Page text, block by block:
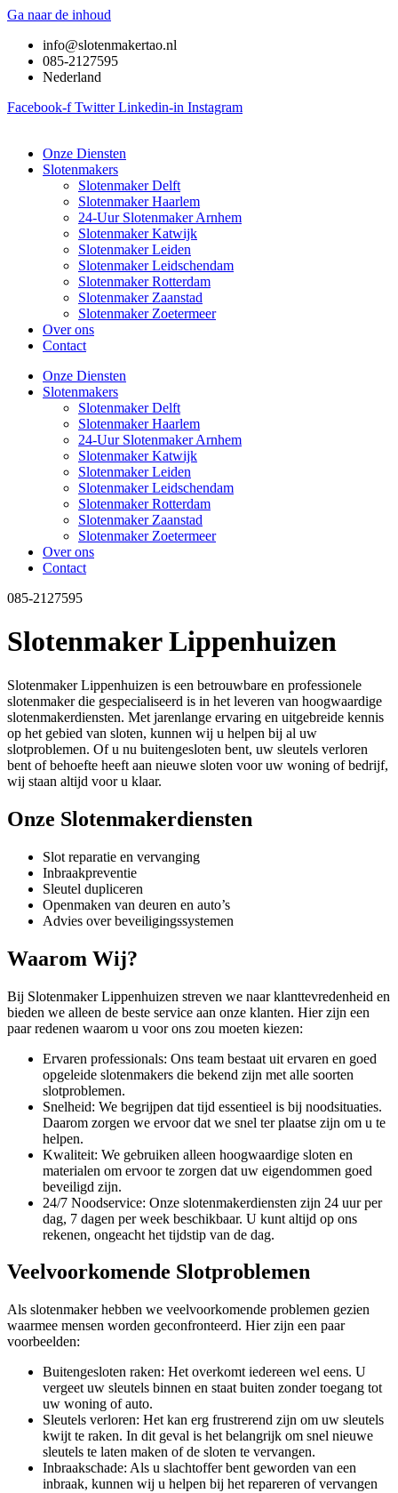
Ga naar de inhoud
info@slotenmakertao.nl
085-2127595
Nederland
Facebook-f Twitter Linkedin-in Instagram
Onze Diensten
Slotenmakers
Slotenmaker Delft
Slotenmaker Haarlem
24-Uur Slotenmaker Arnhem
Slotenmaker Katwijk
Slotenmaker Leiden
Slotenmaker Leidschendam
Slotenmaker Rotterdam
Slotenmaker Zaanstad
Slotenmaker Zoetermeer
Over ons
Contact
Onze Diensten
Slotenmakers
Slotenmaker Delft
Slotenmaker Haarlem
24-Uur Slotenmaker Arnhem
Slotenmaker Katwijk
Slotenmaker Leiden
Slotenmaker Leidschendam
Slotenmaker Rotterdam
Slotenmaker Zaanstad
Slotenmaker Zoetermeer
Over ons
Contact
085-2127595
Slotenmaker Lippenhuizen
Slotenmaker Lippenhuizen is een betrouwbare en professionele
slotenmaker die gespecialiseerd is in het leveren van hoogwaardige
slotenmakerdiensten. Met jarenlange ervaring en uitgebreide kennis
op het gebied van sloten, kunnen wij u helpen bij al uw
slotproblemen. Of u nu buitengesloten bent, uw sleutels verloren
bent of behoefte heeft aan nieuwe sloten voor uw woning of bedrijf,
wij staan altijd voor u klaar.
Onze Slotenmakerdiensten
Slot reparatie en vervanging
Inbraakpreventie
Sleutel dupliceren
Openmaken van deuren en auto’s
Advies over beveiligingssystemen
Waarom Wij?
Bij Slotenmaker Lippenhuizen streven we naar klanttevredenheid en
bieden we alleen de beste service aan onze klanten. Hier zijn een
paar redenen waarom u voor ons zou moeten kiezen:
Ervaren professionals: Ons team bestaat uit ervaren en goed
opgeleide slotenmakers die bekend zijn met alle soorten
slotproblemen.
Snelheid: We begrijpen dat tijd essentieel is bij noodsituaties.
Daarom zorgen we ervoor dat we snel ter plaatse zijn om u te
helpen.
Kwaliteit: We gebruiken alleen hoogwaardige sloten en
materialen om ervoor te zorgen dat uw eigendommen goed
beveiligd zijn.
24/7 Noodservice: Onze slotenmakerdiensten zijn 24 uur per
dag, 7 dagen per week beschikbaar. U kunt altijd op ons
rekenen, ongeacht het tijdstip van de dag.
Veelvoorkomende Slotproblemen
Als slotenmaker hebben we veelvoorkomende problemen gezien
waarmee mensen worden geconfronteerd. Hier zijn een paar
voorbeelden:
Buitengesloten raken: Het overkomt iedereen wel eens. U
vergeet uw sleutels binnen en staat buiten zonder toegang tot
uw woning of auto.
Sleutels verloren: Het kan erg frustrerend zijn om uw sleutels
kwijt te raken. In dit geval is het belangrijk om snel nieuwe
sleutels te laten maken of de sloten te vervangen.
Inbraakschade: Als u slachtoffer bent geworden van een
inbraak, kunnen wij u helpen bij het repareren of vervangen